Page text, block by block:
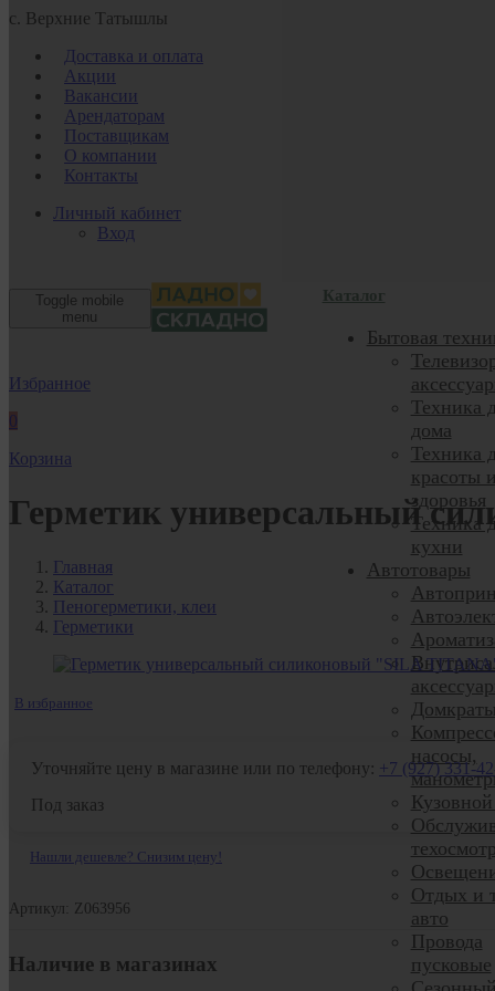
с. Верхние Татышлы
Доставка и оплата
Акции
Вакансии
Арендаторам
Поставщикам
О компании
Контакты
Личный кабинет
Вход
Toggle mobile
menu
Каталог
Бытовая
Техника
дома
Техника
красоты и
здоровья
Техника
кухни
Автотовары
Домкраты
насосы,
техосмотр
Отдых и
авто
Провода
пусковые
Избранное
0
Корзина
Герметик универсальный
Главная
Каталог
Пеногерметики, клеи
Герметики
В избранное
Уточняйте цену в магазине или по телефону: +7 (927) 331-
Под заказ
Нашли дешевле? Снизим цену!
Артикул: Z063956
Наличие в магазинах